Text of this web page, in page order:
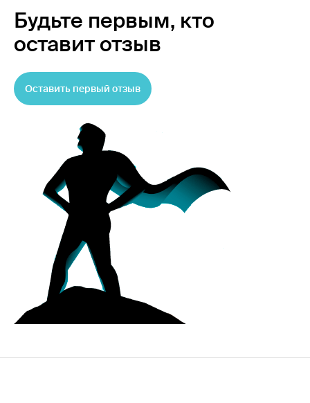
Будьте первым, кто
оставит отзыв
Оставить первый отзыв